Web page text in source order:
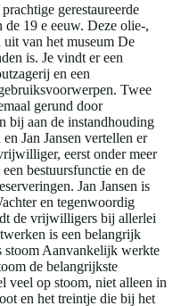
gerestaureerde
19 e eeuw. Deze olie-,
van het museum De
is. Je vindt er een
en een
Twee
gerund door
bij aan de instandhouding
Jan Jansen vertellen er
eerst onder meer
bestuursfunctie en de
Jan Jansen is
en tegenwoordig
de vrijwilligers bij allerlei
is een belangrijk
stoom Aanvankelijk werkte
de belangrijkste
veel op stoom, niet alleen in
en het treintje die bij het